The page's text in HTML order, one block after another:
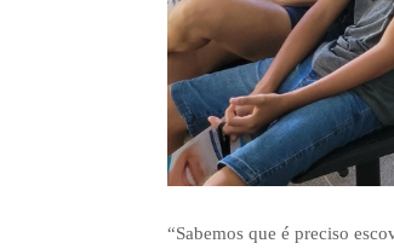
“Sabemos que é preciso